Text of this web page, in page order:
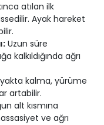
atılan ilk
Ayak hareket
Uzun süre
kalkıldığında ağrı
kalma, yürüme
artabilir.
alt kısmına
ve ağrı